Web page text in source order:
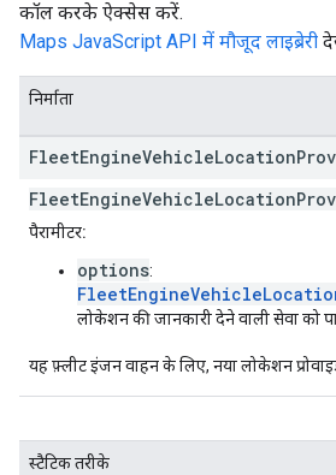
कॉल करके ऐक्सेस करें.
Maps JavaScript API में मौजूद लाइब्रेरी
निर्माता
FleetEngineVehicleLocation
पैरामीटर:
options:
लोकेशन की जानकारी देने वाली सेवा को
यह फ़्लीट इंजन वाहन के लिए, नया लोकेशन
स्टैटिक तरीके